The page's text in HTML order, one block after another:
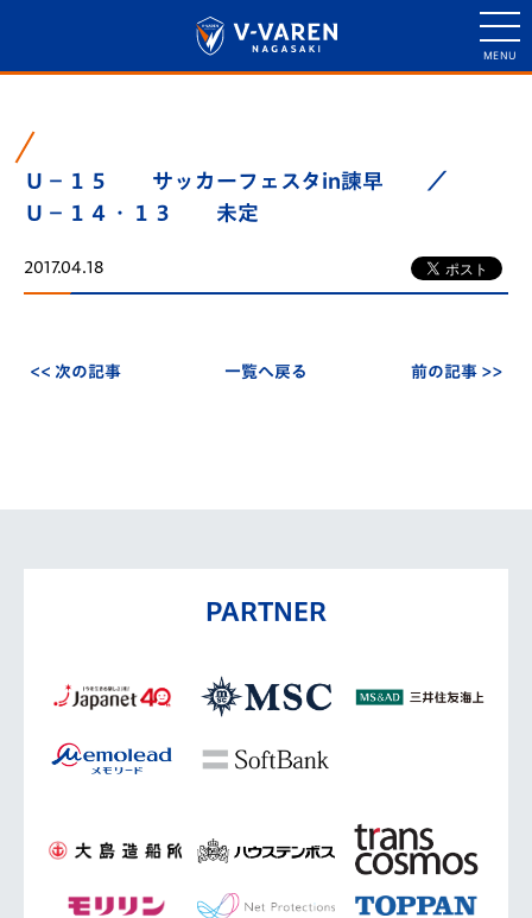
Ｕ－１５ サッカーフェスタin諫早 ／
Ｕ－１４・１３ 未定
2017.04.18
<< 次の記事 一覧へ戻る 前の記事 >>
PARTNER